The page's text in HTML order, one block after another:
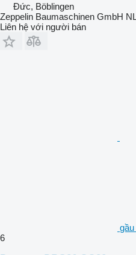
Đức, Böblingen
Zeppelin Baumaschinen GmbH
Liên hệ với người bán
6